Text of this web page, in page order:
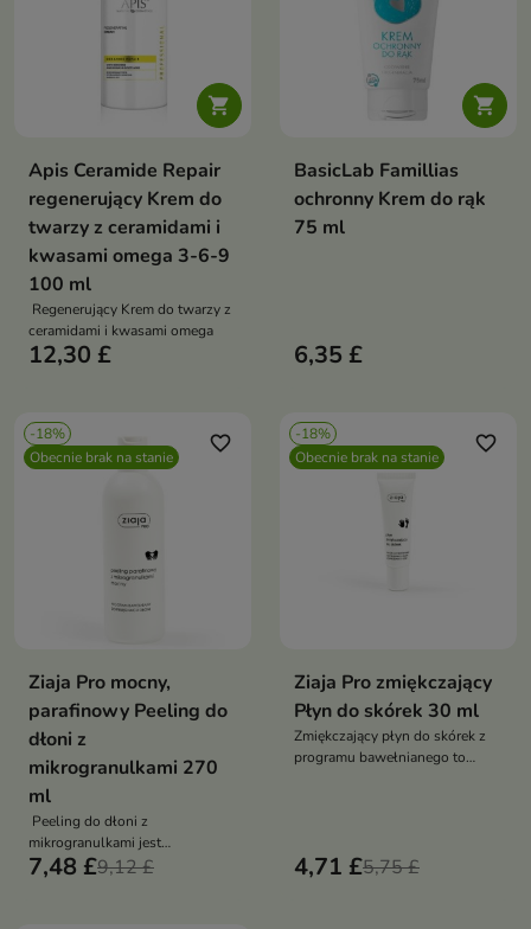
wymagającej, wrażliwej skórze

Apis Ceramide Repair
regenerujący Krem do
twarzy z ceramidami i
kwasami omega 3-6-9
100 ml
Regenerujący Krem do twarzy z
ceramidami i kwasami omega
12,30 £

BasicLab Famillias
ochronny Krem do rąk
75 ml
6,35 £
-18%
Obecnie brak na stanie
favorite_border
Ziaja Pro mocny,
parafinowy Peeling do
dłoni z
mikrogranulkami 270
ml
Peeling do dłoni z
mikrogranulkami jest
skutecznym produktem, który
7,48 £9,12 £
-18%
Obecnie brak na stanie
favorite_border
Ziaja Pro zmiękczający
Płyn do skórek 30 ml
Zmiękczający płyn do skórek z
programu bawełnianego to
4,71 £5,75 £